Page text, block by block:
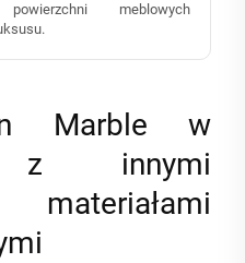
meblowych
Marble w
z innymi